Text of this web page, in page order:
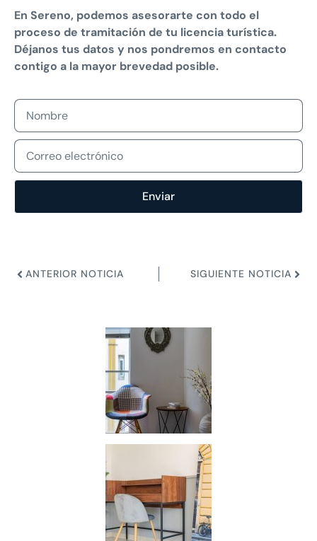
En Sereno, podemos asesorarte con todo el
proceso de tramitación de tu licencia turística.
Déjanos tus datos y nos pondremos en contacto
contigo a la mayor brevedad posible.
Enviar
ANTERIOR NOTICIA SIGUIENTE NOTICIA